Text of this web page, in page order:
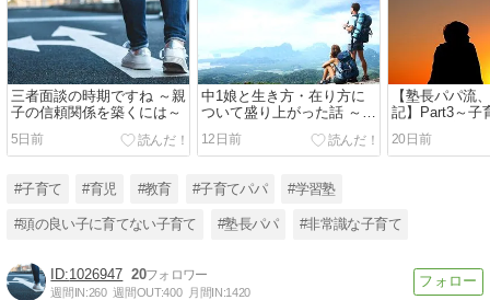
三者面談の時期ですね ～親
子の信頼関係を築くには～
5日前
中1娘と生き方・在り方に
ついて盛り上がった話 ～
「ミッションステートメン
ト」って何？～
12日前
【塾長パパ流
記】Part3～子
運命をも変え
20日前
#子育て #育児 #教育 #子育てパパ #学習塾
#頭の良い子に育てない子育て #塾長パパ #非常識な子育て
1026947 20
週間IN:260 週間OUT:400 月間IN:1420